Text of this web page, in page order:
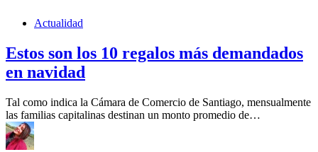
Actualidad
Estos son los 10 regalos más demandados
en navidad
Tal como indica la Cámara de Comercio de Santiago, mensualmente
las familias capitalinas destinan un monto promedio de…